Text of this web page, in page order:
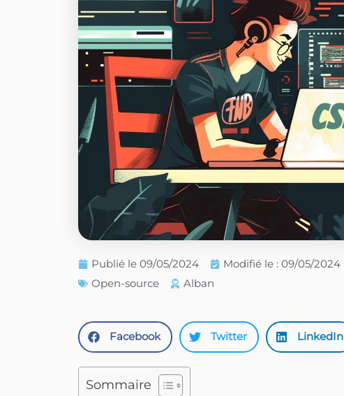
Publié le 09/05/2024 Modifié le : 09/05/2024
Open-source
Alban
Facebook Twitter LinkedIn
Sommaire